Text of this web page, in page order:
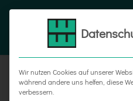
Zum
Wir nutzen Cookies auf unserer
während andere uns helfen, diese
verbessern.